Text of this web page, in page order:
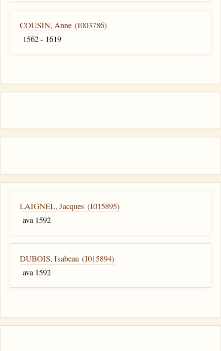
COUSIN, Anne (I003786)
1562 - 1619
LAIGNEL, Jacques (I015895)
ava 1592
DUBOIS, Isabeau (I015894)
ava 1592